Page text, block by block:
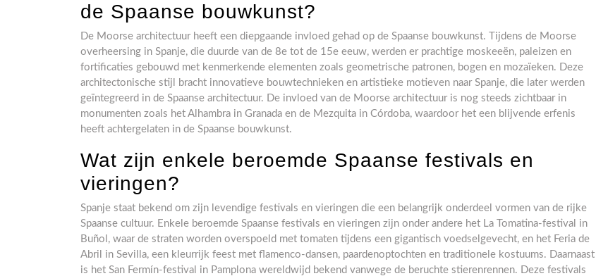
de Spaanse bouwkunst?
De Moorse architectuur heeft een diepgaande invloed gehad op de Spaanse bouwkunst. Tijdens de Moorse
overheersing in Spanje, die duurde van de 8e tot de 15e eeuw, werden er prachtige moskeeën, paleizen en
fortificaties gebouwd met kenmerkende elementen zoals geometrische patronen, bogen en mozaïeken. Deze
architectonische stijl bracht innovatieve bouwtechnieken en artistieke motieven naar Spanje, die later werden
geïntegreerd in de Spaanse architectuur. De invloed van de Moorse architectuur is nog steeds zichtbaar in
monumenten zoals het Alhambra in Granada en de Mezquita in Córdoba, waardoor het een blijvende erfenis
heeft achtergelaten in de Spaanse bouwkunst.
Wat zijn enkele beroemde Spaanse festivals en
vieringen?
Spanje staat bekend om zijn levendige festivals en vieringen die een belangrijk onderdeel vormen van de rijke
Spaanse cultuur. Enkele beroemde Spaanse festivals en vieringen zijn onder andere het La Tomatina-festival in
Buñol, waar de straten worden overspoeld met tomaten tijdens een gigantisch voedselgevecht, en het Feria de
Abril in Sevilla, een kleurrijk feest met flamenco-dansen, paardenoptochten en traditionele kostuums. Daarnaast
is het San Fermín-festival in Pamplona wereldwijd bekend vanwege de beruchte stierenrennen. Deze festivals